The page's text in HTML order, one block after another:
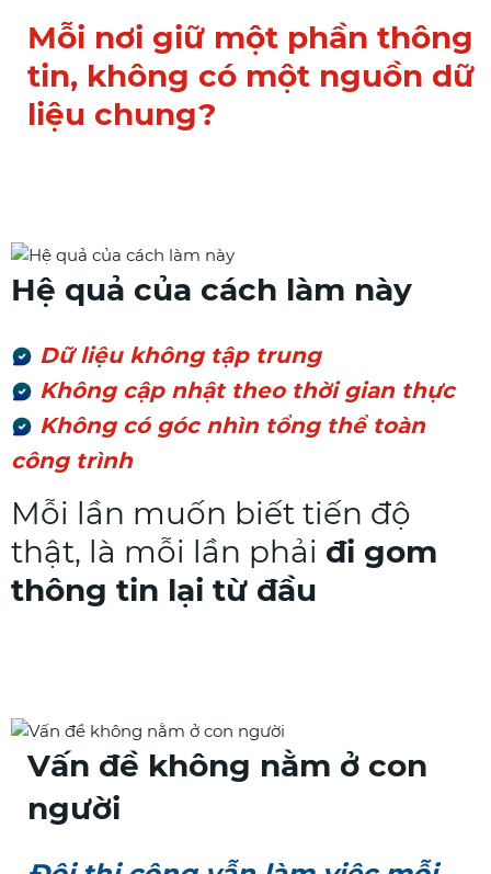
Mỗi nơi giữ một phần thông
tin, không có một nguồn dữ
liệu chung?
Hệ quả của cách làm này
Dữ liệu không tập trung
Không cập nhật theo thời gian thực
Không có góc nhìn tổng thể toàn
công trình
Mỗi lần muốn biết tiến độ
thật, là mỗi lần phải đi gom
thông tin lại từ đầu
Vấn đề không nằm ở con
người